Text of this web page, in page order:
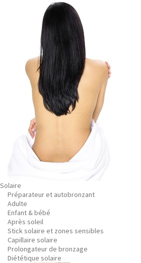
Solaire
Préparateur et autobronzant
Adulte
Enfant & bébé
Après soleil
Stick solaire et zones sensibles
Capillaire solaire
Prolongateur de bronzage
Diététique solaire